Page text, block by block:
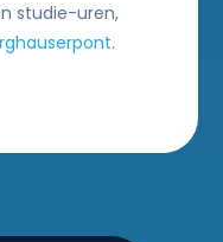
studie-uren,
.